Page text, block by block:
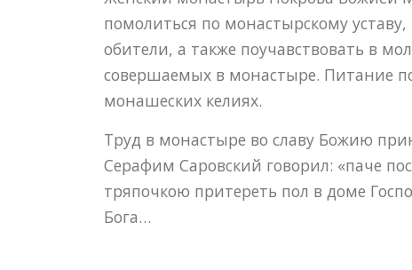
помолиться по монастырскому
обители, а также поучавствовать в
совершаемых в монастыре. Питание
монашеских келиях.
Труд в монастыре во славу Божию
Серафим Саровский говорил: «паче
тряпочкою притереть пол в доме
Бога…